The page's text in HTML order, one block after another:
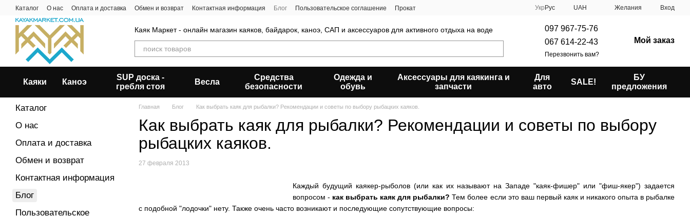
Перейти к основному контенту
Каталог О нас Оплата и доставка Обмен и возврат Контактная информация Блог Пользовательское соглашение Прокат Укр Рус UAH Желания Вход
Каяк Маркет - онлайн магазин каяков, байдарок, каноэ, САП и аксессуаров для активного отдыха на воде
097 967-75-76
067 614-22-43
Перезвонить вам?
Мой заказ
Каяки Каноэ
SUP доска -
гребля стоя
Весла
Средства
безопасности
Одежда и
обувь
Аксессуары для каякинга и
запчасти
Для
авто
SALE!
БУ
предложения
Главная Блог Как выбрать каяк для рыбалки? Рекомендации и советы по выбору рыбацких каяков.
Как выбрать каяк для рыбалки? Рекомендации и советы по выбору
рыбацких каяков.
27 февраля 2013
Каждый будущий каякер-рыболов (или как их называют на Западе "каяк-фишер" или "фиш-якер") задается
вопросом - как выбрать каяк для рыбалки? Тем более если это ваш первый каяк и никакого опыта в рыбалке
с подобной "лодочки" нету. Также очень часто возникают и последующие сопутствующие вопросы:
Каталог
О нас
Оплата и доставка
Обмен и возврат
Контактная информация
Блог
Пользовательское